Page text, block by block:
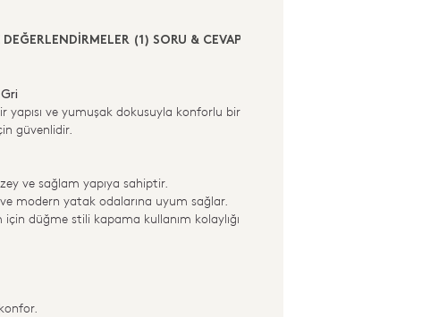
DEĞERLENDİRMELER (1) SORU & CEVAP (3)
ve yumuşak dokusuyla konforlu bir
güvenlidir.
ve sağlam yapıya sahiptir.
modern yatak odalarına uyum sağlar.
düğme stili kapama kullanım kolaylığı